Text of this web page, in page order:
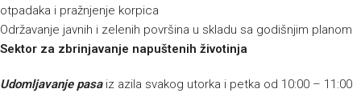
otpadaka i pražnjenje korpica
Održavanje javnih i zelenih površina u skladu sa godišnjim planom
Sektor za zbrinjavanje napuštenih životinja
Udomljavanje pasaiz azila svakog utorka i petka od 10:00 – 11:00